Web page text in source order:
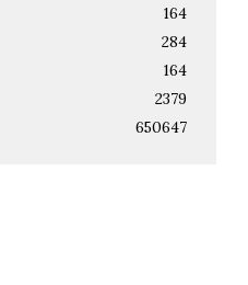
164
284
164
2379
650647